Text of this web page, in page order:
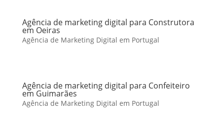
Agência de marketing digital para Construtora
em Oeiras
Agência de Marketing Digital em Portugal
Agência de marketing digital para Confeiteiro
em Guimarães
Agência de Marketing Digital em Portugal